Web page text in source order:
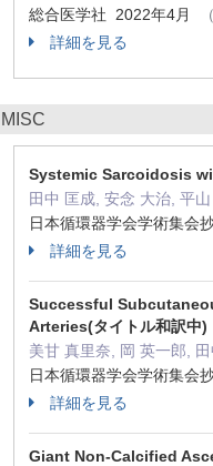
総合医学社 2022年4月
詳細を見る
MISC
Systemic Sarcoidosis
田中 匡成, 安念 大治, 平
日本循環器学会学術集
詳細を見る
Successful
Arteries(タイトル和訳中)
美甘 真里奈, 岡 英一郎,
日本循環器学会学術集
詳細を見る
Giant Non-Calcified